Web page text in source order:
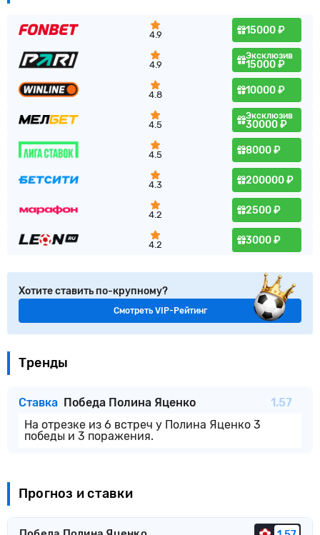
4.9 15000 ₽
4.9
Эксклюзив
15000 ₽
4.8 10000 ₽
4.5
Эксклюзив
30000 ₽
4.5 8000 ₽
4.3 200000 ₽
4.2 2500 ₽
4.2 3000 ₽
Хотите ставить по-крупному?
Смотреть VIP-Рейтинг
Тренды
Ставка Победа Полина Яценко
1.57
На отрезке из 6 встреч у Полина Яценко 3
победы и 3 поражения.
Прогноз и ставки